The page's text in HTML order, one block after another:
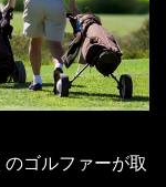
ゴルファーが取